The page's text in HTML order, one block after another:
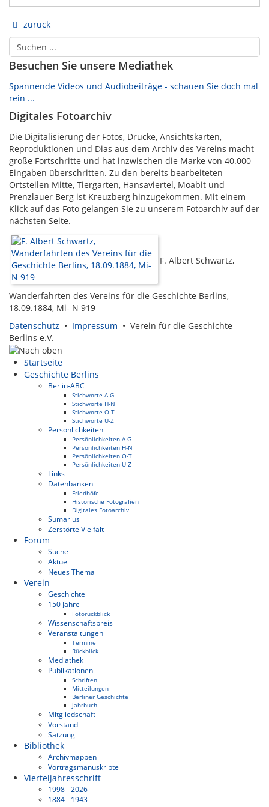
zurück
Besuchen Sie unsere Mediathek
Spannende Videos und Audiobeiträge - schauen Sie doch mal
rein ...
Digitales Fotoarchiv
Die Digitalisierung der Fotos, Drucke, Ansichtskarten,
Reproduktionen und Dias aus dem Archiv des Vereins macht
große Fortschritte und hat inzwischen die Marke von 40.000
Eingaben überschritten. Zu den bereits bearbeiteten
Ortsteilen Mitte, Tiergarten, Hansaviertel, Moabit und
Prenzlauer Berg ist Kreuzberg hinzugekommen. Mit einem
Klick auf das Foto gelangen Sie zu unserem Fotoarchiv auf der
nächsten Seite.
F. Albert Schwartz,
Wanderfahrten des Vereins für die Geschichte Berlins,
18.09.1884, Mi- N 919
Datenschutz • Impressum • Verein für die Geschichte
Berlins e.V.
Startseite
Geschichte Berlins
Berlin-ABC
Stichworte A-G
Stichworte H-N
Stichworte O-T
Stichworte U-Z
Persönlichkeiten
Persönlichkeiten A-G
Persönlichkeiten H-N
Persönlichkeiten O-T
Persönlichkeiten U-Z
Links
Datenbanken
Friedhöfe
Historische Fotografien
Digitales Fotoarchiv
Sumarius
Zerstörte Vielfalt
Forum
Suche
Aktuell
Neues Thema
Verein
Geschichte
150 Jahre
Fotorückblick
Wissenschaftspreis
Veranstaltungen
Termine
Rückblick
Mediathek
Publikationen
Schriften
Mitteilungen
Berliner Geschichte
Jahrbuch
Mitgliedschaft
Vorstand
Satzung
Bibliothek
Archivmappen
Vortragsmanuskripte
Vierteljahresschrift
1998 - 2026
1884 - 1943